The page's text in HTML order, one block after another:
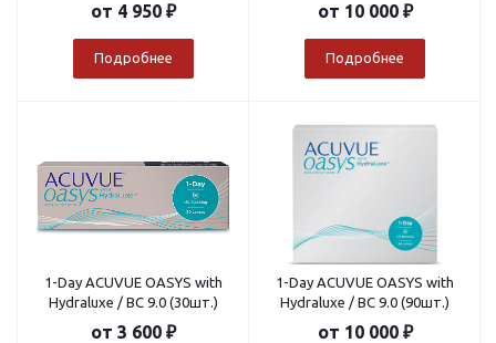
от 4 950 ₽
Подробнее
от 10 000 ₽
Подробнее
1-Day ACUVUE OASYS with
Hydraluxe / BC 9.0 (30шт.)
от 3 600 ₽
1-Day ACUVUE OASYS with
Hydraluxe / BC 9.0 (90шт.)
от 10 000 ₽